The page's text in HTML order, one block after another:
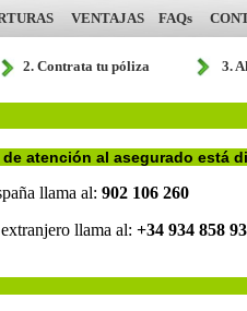
2. Contrata tu póliza 3.
VENTAJAS FAQs
atención al asegurado está
llama al: 902 106 260
llama al: +34 934 858